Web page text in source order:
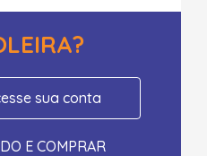
sua conta
E COMPRAR